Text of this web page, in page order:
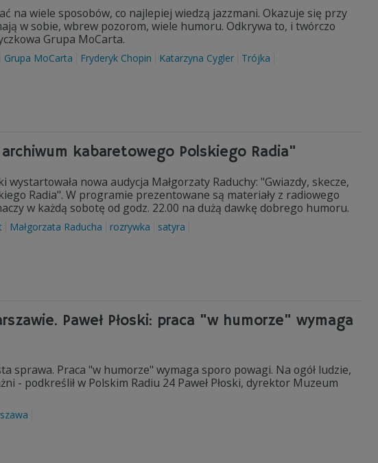
na wiele sposobów, co najlepiej wiedzą jazzmani. Okazuje się przy
w sobie, wbrew pozorom, wiele humoru. Odkrywa to, i twórczo
Grupa MoCarta.
Grupa MoCarta Fryderyk Chopin Katarzyna Cygler Trójka
kabaretowego Polskiego Radia"
nowa audycja Małgorzaty Raduchy: "Gwiazdy, skecze,
Radia". W programie prezentowane są materiały z radiowego
w każdą sobotę od godz. 22.00 na dużą dawkę dobrego humoru.
Małgorzata Raducha rozrywka satyra
Paweł Płoski: praca "w humorze" wymaga
sprawa. Praca "w humorze" wymaga sporo powagi. Na ogół ludzie,
- podkreślił w Polskim Radiu 24 Paweł Płoski, dyrektor Muzeum